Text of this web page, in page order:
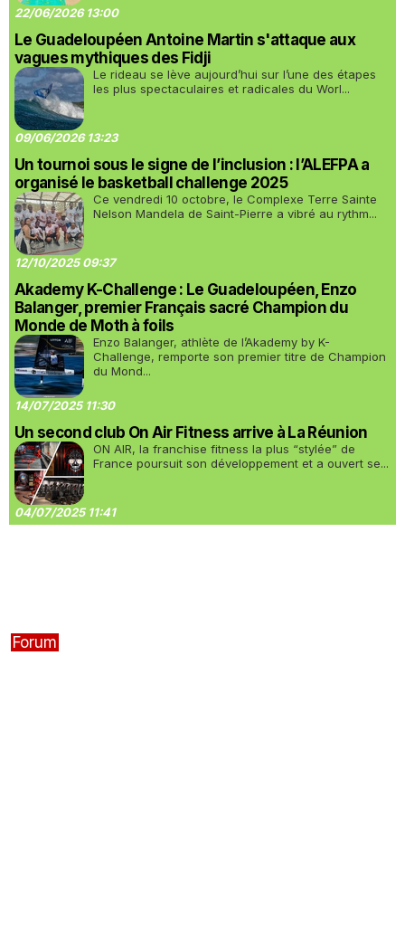
22/06/2026 13:00
Le Guadeloupéen Antoine Martin s'attaque aux
vagues mythiques des Fidji
Le rideau se lève aujourd’hui sur l’une des étapes
les plus spectaculaires et radicales du Worl...
09/06/2026 13:23
Un tournoi sous le signe de l’inclusion : l’ALEFPA a
organisé le basketball challenge 2025
Ce vendredi 10 octobre, le Complexe Terre Sainte
Nelson Mandela de Saint-Pierre a vibré au rythm...
12/10/2025 09:37
Akademy K-Challenge : Le Guadeloupéen, Enzo
Balanger, premier Français sacré Champion du
Monde de Moth à foils
Enzo Balanger, athlète de l’Akademy by K-
Challenge, remporte son premier titre de Champion
du Mond...
14/07/2025 11:30
Un second club On Air Fitness arrive à La Réunion
ON AIR, la franchise fitness la plus “stylée” de
France poursuit son développement et a ouvert se...
04/07/2025 11:41
Forum